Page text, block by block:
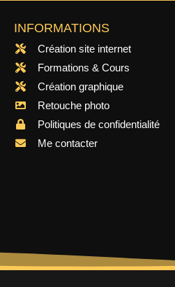
INFORMATIONS
Création site internet
Formations & Cours
Création graphique
Retouche photo
Politiques de confidentialité
Me contacter